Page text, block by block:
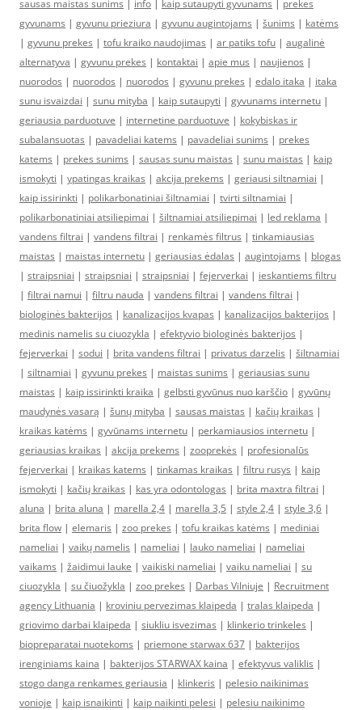
sausas maistas sunims info kaip sutaupyti gyvunams
prekes
gyvunams | gyvunu prieziura | gyvunu augintojams | šunims | katėms
| gyvunu prekes | tofu kraiko naudojimas | ar patiks tofu | augalinė
alternatyva | gyvunu prekes | kontaktai | apie mus | naujienos |
nuorodos | nuorodos | nuorodos | gyvunu prekes | edalo itaka | itaka
sunu isvaizdai | sunu mityba | kaip sutaupyti | gyvunams internetu |
geriausia parduotuve | internetine parduotuve | kokybiskas ir
subalansuotas | pavadeliai katems | pavadeliai sunims | prekes
katems | prekes sunims | sausas sunu maistas | sunu maistas | kaip
ismokyti | ypatingas kraikas | akcija prekems | geriausi siltnamiai |
kaip issirinkti | polikarbonatiniai šiltnamiai | tvirti siltnamiai |
polikarbonatiniai atsiliepimai | šiltnamiai atsiliepimai | led reklama |
vandens filtrai | vandens filtrai | renkamės filtrus | tinkamiausias
maistas | maistas internetu | geriausias ėdalas | augintojams | blogas
| straipsniai | straipsniai | straipsniai | fejerverkai | ieskantiems filtru
| filtrai namui | filtru nauda | vandens filtrai | vandens filtrai |
biologinės bakterijos | kanalizacijos kvapas | kanalizacijos bakterijos |
medinis namelis su ciuozykla | efektyvio biologinės bakterijos |
fejerverkai | sodui | brita vandens filtrai | privatus darzelis | šiltnamiai
| siltnamiai | gyvunu prekes | maistas sunims | geriausias sunu
maistas | kaip issirinkti kraika | gelbsti gyvūnus nuo karščio | gyvūnų
maudynės vasarą | šunų mityba | sausas maistas | kačių kraikas |
kraikas katėms | gyvūnams internetu | perkamiausios internetu |
geriausias kraikas | akcija prekems | zooprekės | profesionalūs
fejerverkai | kraikas katems | tinkamas kraikas | filtru rusys | kaip
ismokyti | kačių kraikas | kas yra odontologas | brita maxtra filtrai |
aluna | brita aluna | marella 2,4 | marella 3,5 | style 2,4 | style 3,6 |
brita flow | elemaris | zoo prekes | tofu kraikas katėms | mediniai
nameliai | vaikų namelis | nameliai | lauko nameliai | nameliai
vaikams | žaidimui lauke | vaikiski nameliai | vaiku nameliai | su
ciuozykla | su čiuožykla | zoo prekes | Darbas Vilniuje | Recruitment
agency Lithuania | kroviniu pervezimas klaipeda | tralas klaipeda |
griovimo darbai klaipeda | siukliu isvezimas | klinkerio trinkeles |
biopreparatai nuotekoms | priemone starwax 637 | bakterijos
irenginiams kaina | bakterijos STARWAX kaina | efektyvus valiklis |
stogo danga renkames geriausia | klinkeris | pelesio naikinimas
vonioje | kaip isnaikinti | kaip naikinti pelesi | pelesiu naikinimo